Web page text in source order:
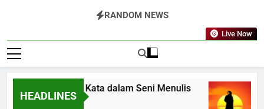
Inspirasi, Ilmu, Dan Motivasi
RANDOM NEWS
Live Now
HEADLINES
Terbangkan Kata dalam Seni Menulis
3 Tahun Ago